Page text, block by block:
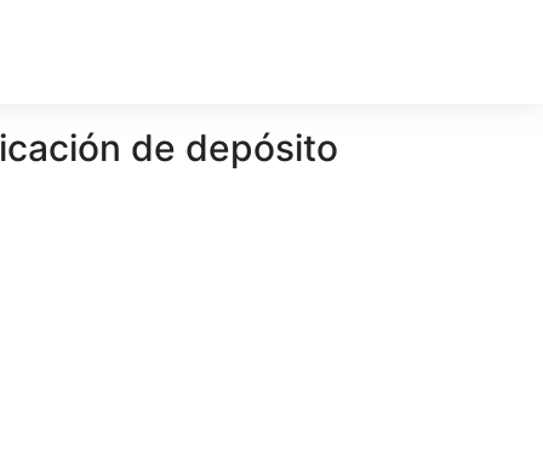
de depósito